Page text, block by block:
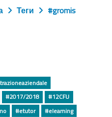
Теги #gromis
#2017/2018
#12CFU
#etutor #elearning